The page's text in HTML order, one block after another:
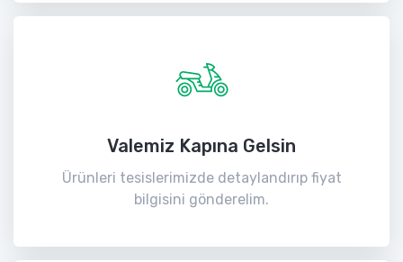
Valemiz Kapına Gelsin
Ürünleri tesislerimizde detaylandırıp fiyat
bilgisini gönderelim.